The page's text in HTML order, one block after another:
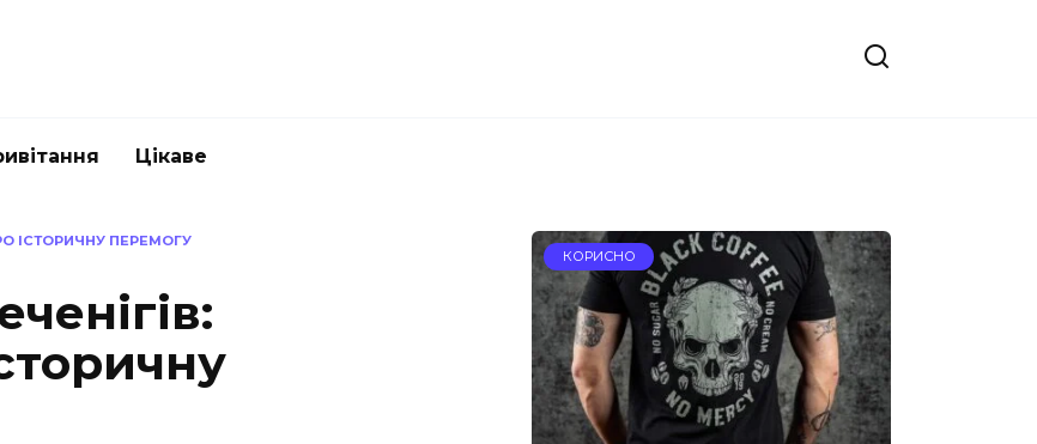
Цікаве
ІСТОРИЧНУ ПЕРЕМОГУ
КОРИСНО